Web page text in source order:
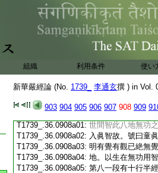
組織 利用条件 使い
新華嚴經論 (No. 1739_ 李通玄撰 ) in Vol.
903 904 905 906 907 908 909
T1739_.36.0907c19:菩薩得住十種力分
T1739_.36.0907c20: 切智者。一切種者
T1739_.36.0907c21:切智者。是根本智
T1739_.36.0907c22:
本智起差別智故。
種種多功用智無二
T1739_.36.0907c24:自在智現前故。此
T1739_.36.0907c25:力故。能現一切諸
T1739_.36.0907c26:
咎。以智無能所故
T1739_.36.0907c27:第七一段有六行半
T1739_.36.0907c28: 地名分。其地名義
T1739_.36.0908a01: 世間智此八地無功
T1739_.36.0908a02: 入眞智故。號曰童
T1739_.36.0908a03: 明有覺有觀已絶無
T1739_.36.0908a04: 地。以生在無功用
T1739_.36.0908a05: 第八一段有十行半